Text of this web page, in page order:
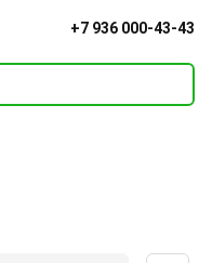
+7 936 000-43-43